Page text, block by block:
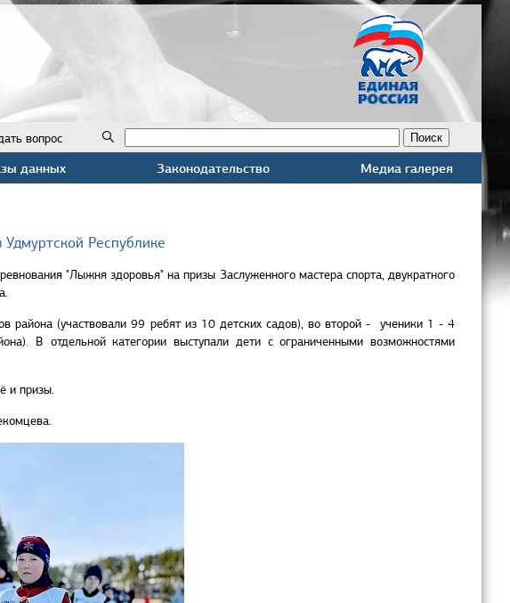
вопрос
данных Законодательство Медиа галерея
Республике
"Лыжня здоровья" на призы Заслуженного мастера спорта, двукратного
района (участвовали 99 ребят из 10 детских садов), во второй - ученики 1 - 4
В отдельной категории выступали дети с ограниченными возможностями
и призы.